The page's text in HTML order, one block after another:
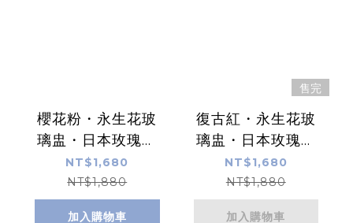
櫻花粉・永生花玻
璃盅・日本玫瑰・
可宅配（外縣市限
本島)
NT$1,680
NT$1,880
加入購物車
售完
復古紅・永生花玻
璃盅・日本玫瑰・
可宅配（外縣市限
本島)
NT$1,680
NT$1,880
加入購物車